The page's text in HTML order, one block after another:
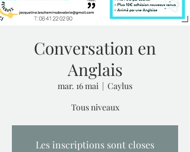
Conversation en
Anglais
mar. 16 mai
  |
Caylus
Tous niveaux
Les inscriptions sont closes